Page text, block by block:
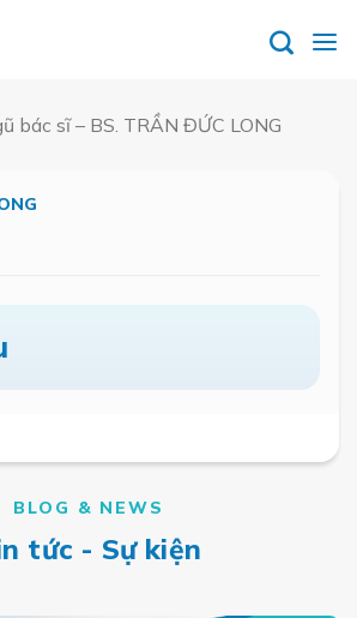
bác sĩ– BS. TRẦN ĐỨC LONG
BLOG & NEWS
tức - Sự kiện